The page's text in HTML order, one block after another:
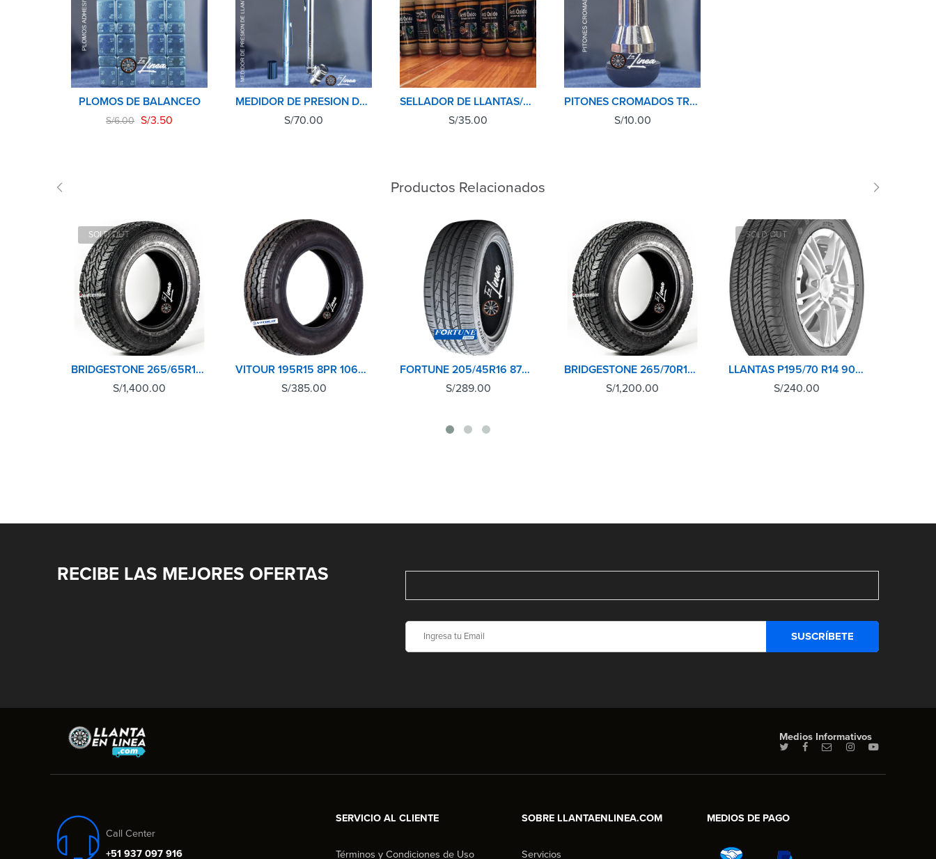
PLOMOS DE BALANCEO
S/6.00 S/3.50
MEDIDOR DE PRESION DE NEUMATICOS(LLANTAS) PCL
S/70.00
SELLADOR DE LLANTAS/ANTIPINCHASO 500ML CUBULL
S/35.00
PITONES CROMADOS TR413C AUTO-CAMIONETA
S/10.00
Productos Relacionados
SOLD OUT
BRIDGESTONE 265/65R17 112T DUELER AT694
S/1,400.00
VITOUR 195R15 8PR 106Q V2000
S/385.00
FORTUNE 205/45R16 87W UHP VIENTO
S/289.00
BRIDGESTONE 265/70R16 112S DUELER AT694
S/1,200.00
SOLD OUT
LLANTAS P195/70 R14 90T HTR T4 M+S SUMITOMO
S/240.00
RECIBE LAS MEJORES OFERTAS
Medios Informativos
Call Center
+51 937 097 916
SERVICIO AL CLIENTE
Términos y Condiciones de Uso
SOBRE LLANTAENLINEA.COM
Servicios
MEDIOS DE PAGO